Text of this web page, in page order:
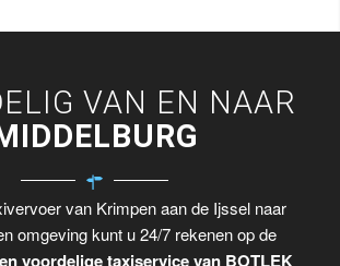
VAN EN NAAR
van Krimpen aan de Ijssel naar
omgeving kunt u 24/7 rekenen op de
voordelige taxiservice van BOTLEK